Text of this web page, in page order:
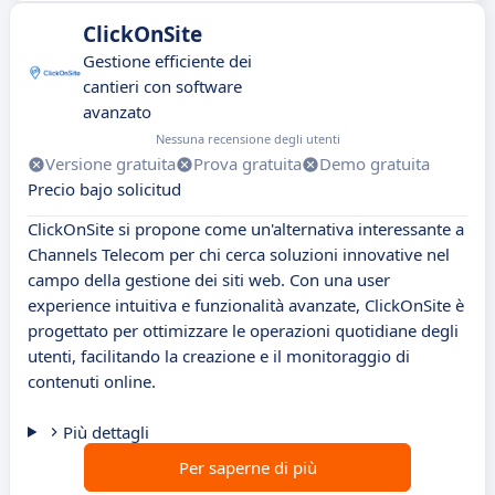
ClickOnSite
Gestione efficiente dei
cantieri con software
avanzato
Nessuna recensione degli utenti
Versione gratuita Prova gratuita
Demo gratuita
Precio bajo solicitud
ClickOnSite si propone come un'alternativa interessante a
Channels Telecom per chi cerca soluzioni innovative nel
campo della gestione dei siti web. Con una user
experience intuitiva e funzionalità avanzate, ClickOnSite è
progettato per ottimizzare le operazioni quotidiane degli
utenti, facilitando la creazione e il monitoraggio di
contenuti online.
Più dettagli
Per saperne di più